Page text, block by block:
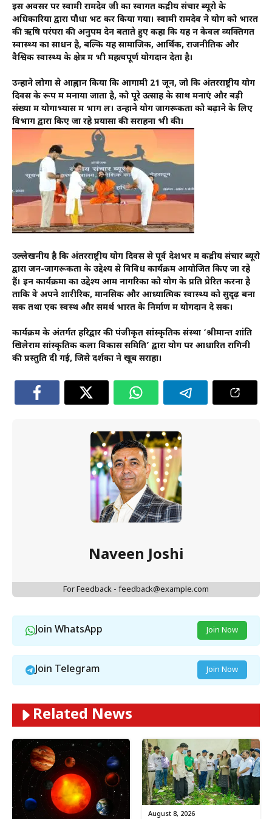
इस अवसर पर स्वामी रामदेव जी का स्वागत केंद्रीय संचार ब्यूरो के
अधिकारियों द्वारा पौधा भेंट कर किया गया। स्वामी रामदेव ने योग को भारत
की ऋषि परंपरा की अनुपम देन बताते हुए कहा कि यह न केवल व्यक्तिगत
स्वास्थ्य का साधन है, बल्कि यह सामाजिक, आर्थिक, राजनीतिक और
वैश्विक स्वास्थ्य के क्षेत्र में भी महत्वपूर्ण योगदान देता है।
उन्होंने लोगों से आह्वान किया कि आगामी 21 जून, जो कि अंतरराष्ट्रीय योग
दिवस के रूप में मनाया जाता है, को पूरे उत्साह के साथ मनाएं और बड़ी
संख्या में योगाभ्यास में भाग लें। उन्होंने योग जागरूकता को बढ़ाने के लिए
विभाग द्वारा किए जा रहे प्रयासों की सराहना भी की।
उल्लेखनीय है कि अंतरराष्ट्रीय योग दिवस से पूर्व देशभर में केंद्रीय संचार ब्यूरो
द्वारा जन-जागरूकता के उद्देश्य से विविध कार्यक्रम आयोजित किए जा रहे
हैं। इन कार्यक्रमों का उद्देश्य आम नागरिकों को योग के प्रति प्रेरित करना है
ताकि वे अपने शारीरिक, मानसिक और आध्यात्मिक स्वास्थ्य को सुदृढ़ बना
सकें तथा एक स्वस्थ और समर्थ भारत के निर्माण में योगदान दे सकें।
कार्यक्रम के अंतर्गत हरिद्वार की पंजीकृत सांस्कृतिक संस्था ‘श्रीमान्त शांति
खिलेराम सांस्कृतिक कला विकास समिति’ द्वारा योग पर आधारित रागिनी
की प्रस्तुति दी गई, जिसे दर्शकों ने खूब सराहा।
Naveen Joshi
For Feedback - feedback@example.com
Join WhatsApp Join Now
Join Telegram Join Now
Related News
August 8, 2026